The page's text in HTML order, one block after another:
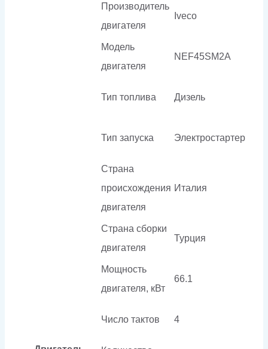
Производитель
двигателя
Iveco
Модель
двигателя
NEF45SM2A
Тип топлива Дизель
Тип запуска Электростартер
Страна
происхождения
двигателя
Италия
Страна сборки
двигателя
Турция
Мощность
двигателя, кВт
66.1
Число тактов 4